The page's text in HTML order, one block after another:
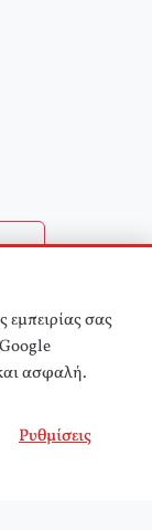
εμπειρίας σας
ασφαλή.
Ρυθμίσεις